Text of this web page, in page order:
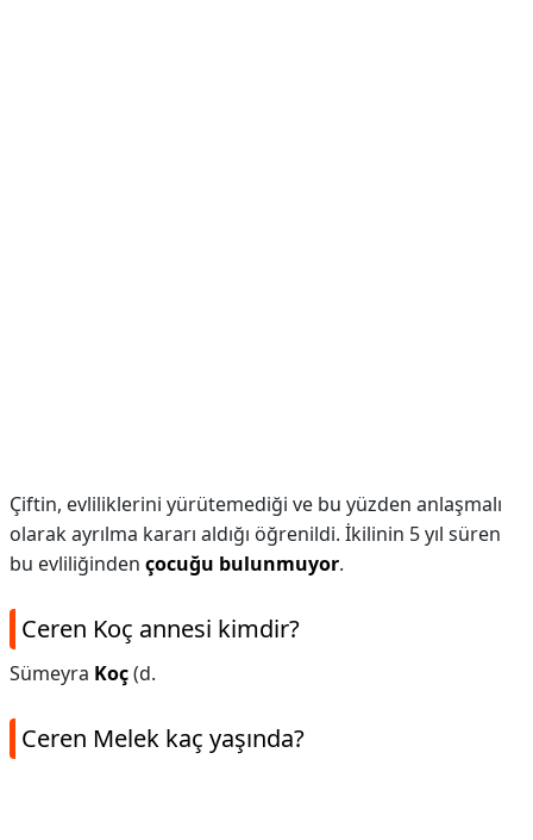
Çiftin, evliliklerini yürütemediği ve bu yüzden anlaşmalı
olarak ayrılma kararı aldığı öğrenildi. İkilinin 5 yıl süren
bu evliliğinden çocuğu bulunmuyor.
Ceren Koç annesi kimdir?
Sümeyra Koç(d.
Ceren Melek kaç yaşında?